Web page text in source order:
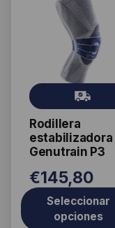
Rodillera
estabilizadora
Genutrain P3
Gr
ati
s
€145,80
Seleccionar
opciones
producto
variantes.
opciones
pueden
elegir
página
de